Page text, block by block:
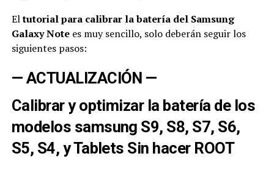
Eltutorial para calibrar la batería del Samsung
Galaxy Notees muy sencillo, solo deberán seguir los
siguientes pasos:
— ACTUALIZACIÓN —
Calibrar y optimizar la batería de los
modelos samsung S9, S8, S7, S6,
S5, S4, y Tablets Sin hacer ROOT